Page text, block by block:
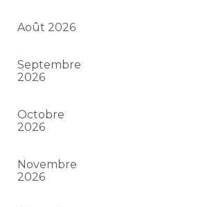
Août 2026
Septembre
2026
Octobre
2026
Novembre
2026